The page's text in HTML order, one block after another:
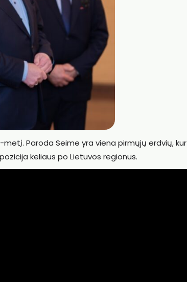
Paroda Seime yra viena pirmųjų erdvių, kur
keliaus po Lietuvos regionus.